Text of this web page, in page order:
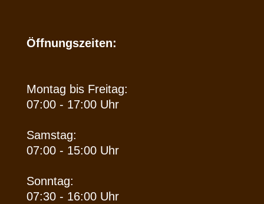
Öffnungszeiten:
Montag bis Freitag:
07:00 - 17:00 Uhr
Samstag:
07:00 - 15:00 Uhr
Sonntag:
07:30 - 16:00 Uhr